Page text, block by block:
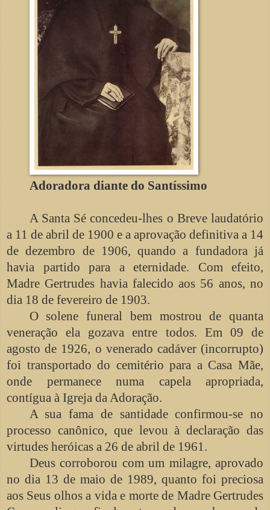
Adoradora diante do Santíssimo
A Santa Sé concedeu-lhes o Breve laudatório
a 11 de abril de 1900 e a aprovação definitiva a 14
de dezembro de 1906, quando a fundadora já
havia partido para a eternidade. Com efeito,
Madre Gertrudes havia falecido aos 56 anos, no
dia 18 de fevereiro de 1903.
O solene funeral bem mostrou de quanta
veneração ela gozava entre todos. Em 09 de
agosto de 1926, o venerado cadáver (incorrupto)
foi transportado do cemitério para a Casa Mãe,
onde permanece numa capela apropriada,
contígua à Igreja da Adoração.
A sua fama de santidade confirmou-se no
processo canônico, que levou à declaração das
virtudes heróicas a 26 de abril de 1961.
Deus corroborou com um milagre, aprovado
no dia 13 de maio de 1989, quanto foi preciosa
aos Seus olhos a vida e morte de Madre Gertrudes